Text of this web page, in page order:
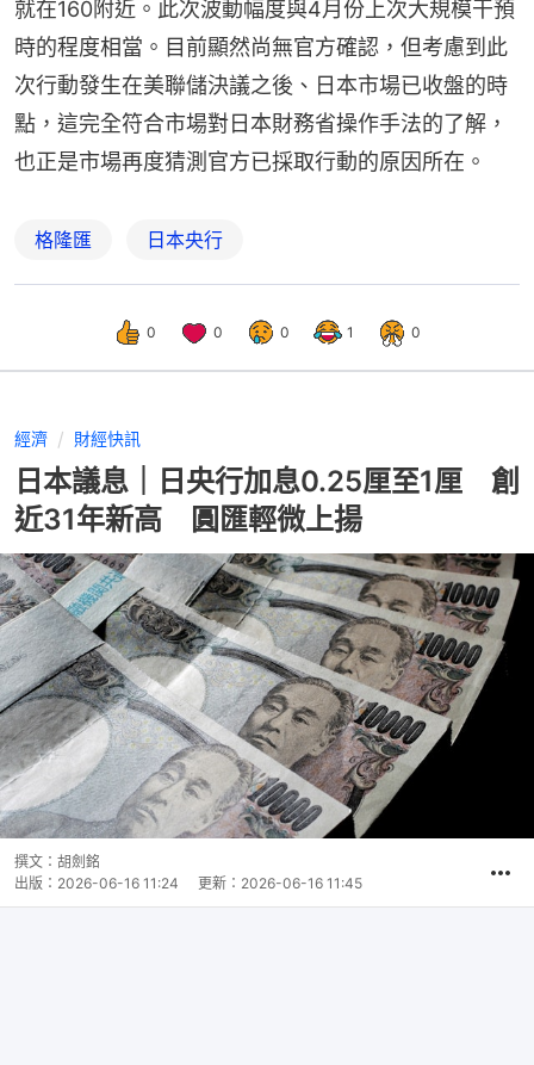
就在160附近。此次波動幅度與4月份上次大規模干預
時的程度相當。目前顯然尚無官方確認，但考慮到此
次行動發生在美聯儲決議之後、日本市場已收盤的時
點，這完全符合市場對日本財務省操作手法的了解，
也正是市場再度猜測官方已採取行動的原因所在。
格隆匯 日本央行
0 0 0 1 0
經濟 財經快訊
日本議息｜日央行加息0.25厘至1厘 創
近31年新高 圓匯輕微上揚
撰文： 胡劍銘
出版： 2026-06-16 11:24 更新： 2026-06-16 11:45